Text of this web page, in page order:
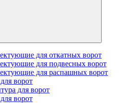
для откатных ворот
для подвесных ворот
для распашных ворот
ворот
для ворот
ворот